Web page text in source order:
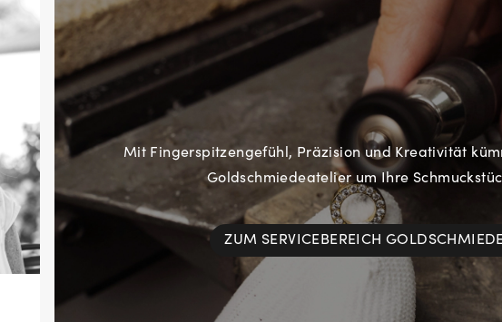
Mit Fingerspitzengefühl, Präzision und Kreativität
Goldschmiedeatelier um Ihre
ZUM SERVICEBEREICH